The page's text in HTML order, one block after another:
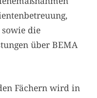
die
über BEMA
Fächern wird in